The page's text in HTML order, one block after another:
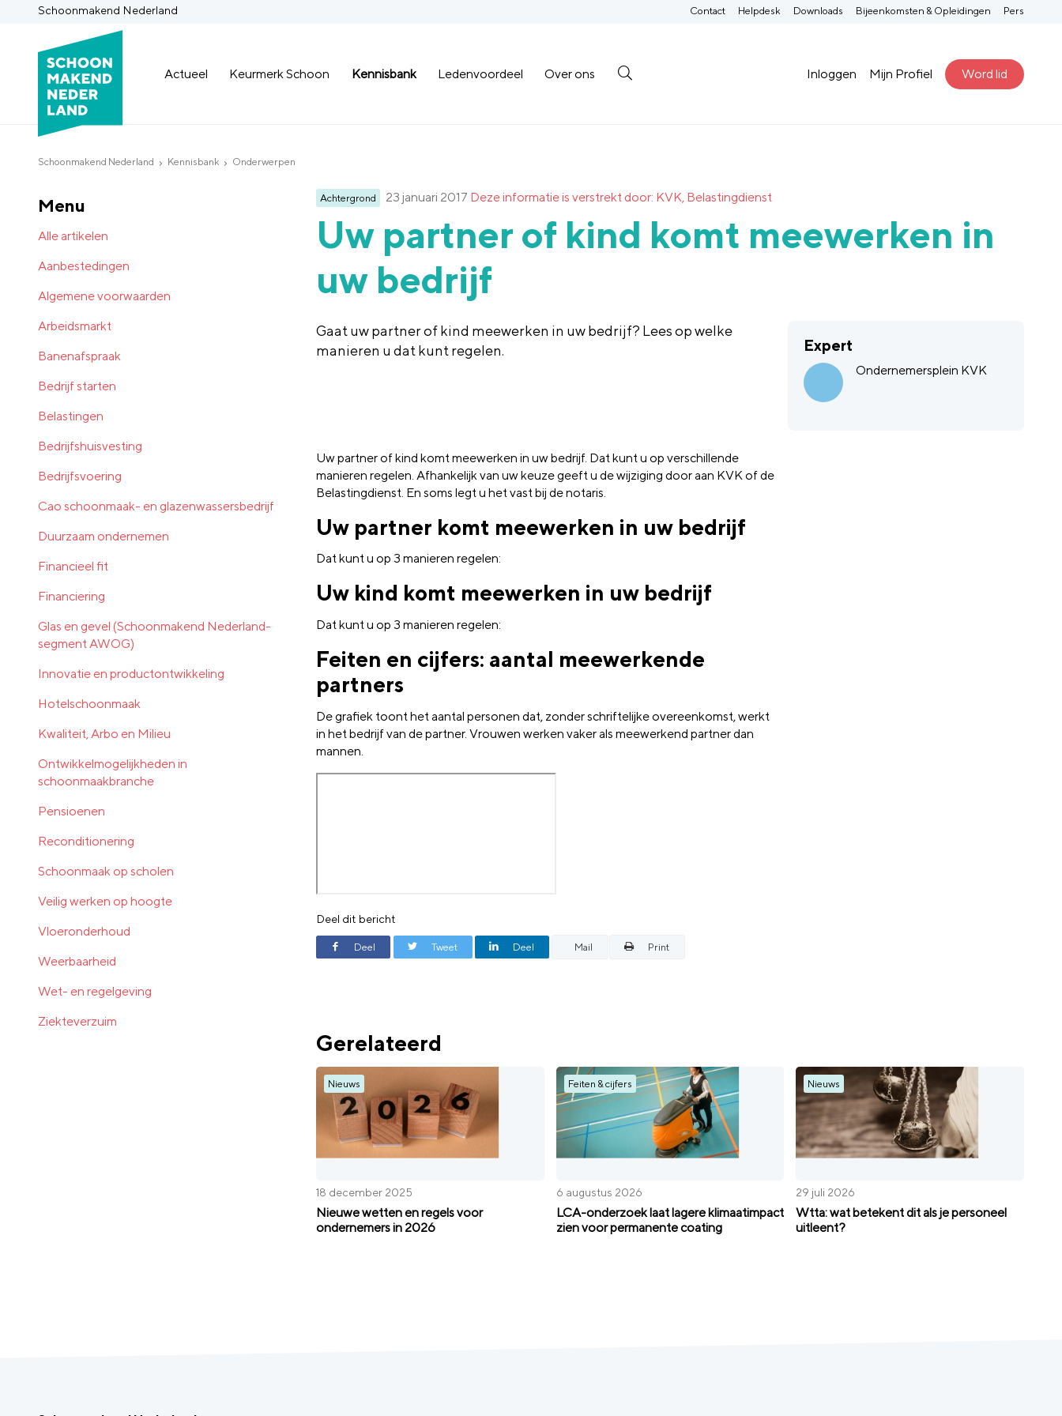
Schoonmakend Nederland
Actueel Keurmerk Schoon Kennisbank Ledenvoordeel Over ons Inloggen Mijn Profiel Word lid
Contact Helpdesk Downloads Bijeenkomsten & Opleidingen Pers
Schoonmakend Nederland Kennisbank Onderwerpen
Achtergrond 23 januari 2017 Deze informatie is verstrekt door: KVK, Belastingdienst
Uw partner of kind komt meewerken in
uw bedrijf
Gaat uw partner of kind meewerken in uw bedrijf? Lees op welke
manieren u dat kunt regelen.
Expert
Ondernemersplein KVK
Uw partner of kind komt meewerken in uw bedrijf. Dat kunt u op verschillende
manieren regelen. Afhankelijk van uw keuze geeft u de wijziging door aan KVK of de
Belastingdienst. En soms legt u het vast bij de notaris.
Uw partner komt meewerken in uw bedrijf
Dat kunt u op 3 manieren regelen:
Uw kind komt meewerken in uw bedrijf
Dat kunt u op 3 manieren regelen:
Feiten en cijfers: aantal meewerkende
partners
De grafiek toont het aantal personen dat, zonder schriftelijke overeenkomst, werkt
in het bedrijf van de partner. Vrouwen werken vaker als meewerkend partner dan
mannen.
Deel dit bericht
Deel Tweet Deel Mail Print
Gerelateerd
Nieuws
18 december 2025
Nieuwe wetten en regels voor
ondernemers in 2026
Feiten & cijfers
6 augustus 2026
LCA-onderzoek laat lagere klimaatimpact
zien voor permanente coating
Nieuws
29 juli 2026
Wtta: wat betekent dit als je personeel
uitleent?
Menu
Alle artikelen
Aanbestedingen
Algemene voorwaarden
Arbeidsmarkt
Banenafspraak
Bedrijf starten
Belastingen
Bedrijfshuisvesting
Bedrijfsvoering
Cao schoonmaak- en glazenwassersbedrijf
Duurzaam ondernemen
Financieel fit
Financiering
Glas en gevel (Schoonmakend Nederland-
segment AWOG)
Innovatie en productontwikkeling
Hotelschoonmaak
Kwaliteit, Arbo en Milieu
Ontwikkelmogelijkheden in
schoonmaakbranche
Pensioenen
Reconditionering
Schoonmaak op scholen
Veilig werken op hoogte
Vloeronderhoud
Weerbaarheid
Wet- en regelgeving
Ziekteverzuim